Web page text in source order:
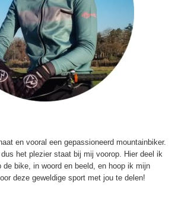
en vooral een gepassioneerd mountainbiker.
het plezier staat bij mij voorop. Hier deel ik
de bike, in woord en beeld, en hoop ik mijn
deze geweldige sport met jou te delen!